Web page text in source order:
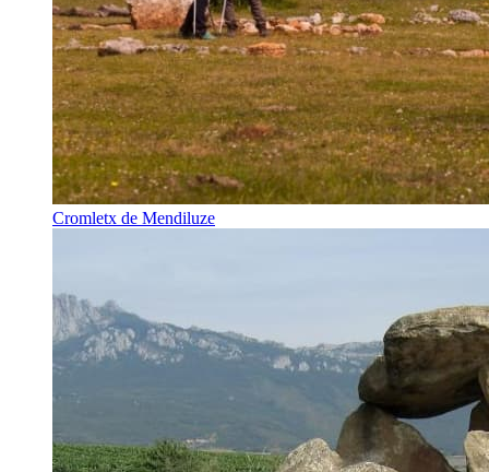
Cromletx de Mendiluze